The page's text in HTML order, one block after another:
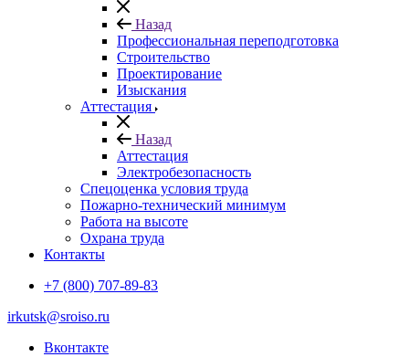
Назад
Профессиональная переподготовка
Строительство
Проектирование
Изыскания
Аттестация
Назад
Аттестация
Электробезопасность
Спецоценка условия труда
Пожарно-технический минимум
Работа на высоте
Охрана труда
Контакты
+7 (800) 707-89-83
irkutsk@sroiso.ru
Вконтакте